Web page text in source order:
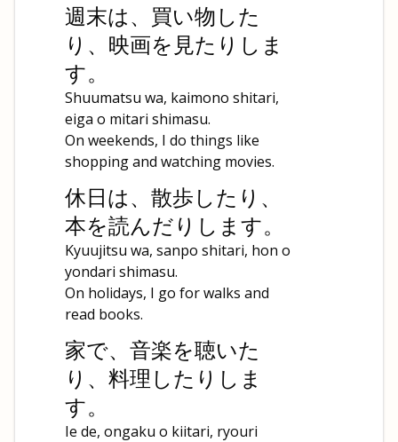
週末は、買い物した
り、映画を見たりしま
す。
Shuumatsu wa, kaimono shitari,
eiga o mitari shimasu.
On weekends, I do things like
shopping and watching movies.
休日は、散歩したり、
本を読んだりします。
Kyuujitsu wa, sanpo shitari, hon o
yondari shimasu.
On holidays, I go for walks and
read books.
家で、音楽を聴いた
り、料理したりしま
す。
Ie de, ongaku o kiitari, ryouri